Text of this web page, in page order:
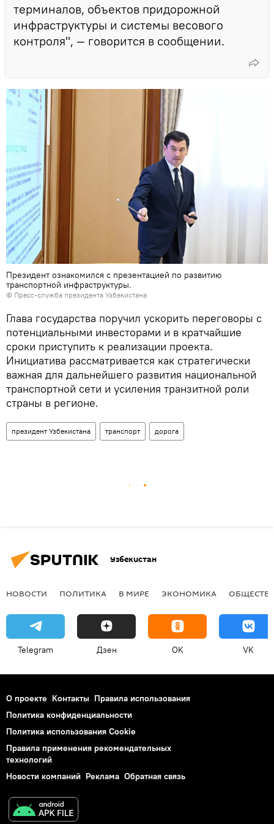
терминалов, объектов придорожной
инфраструктуры и системы весового
контроля", — говорится в сообщении.
Президент ознакомился с презентацией по развитию
транспортной инфраструктуры.
© Пресс-служба президента Узбекистана
Глава государства поручил ускорить переговоры с
потенциальными инвесторами и в кратчайшие
сроки приступить к реализации проекта.
Инициатива рассматривается как стратегически
важная для дальнейшего развития национальной
транспортной сети и усиления транзитной роли
страны в регионе.
президент Узбекистана транспорт дорога
Узбекистан
НОВОСТИ ПОЛИТИКА В МИРЕ ЭКОНОМИКА
Telegram Дзен OK VK
О проекте Контакты Правила использования
Политика конфиденциальности
Политика использования Cookie
Правила применения рекомендательных
технологий
Новости компаний Реклама Обратная связь